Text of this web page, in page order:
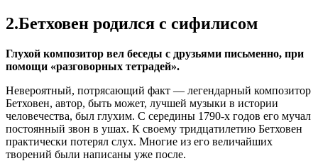
2.Бетховен родился с сифилисом
Глухой композитор вел беседы с друзьями письменно, при
помощи «разговорных тетрадей».
Невероятный, потрясающий факт — легендарный композитор
Бетховен, автор, быть может, лучшей музыки в истории
человечества, был глухим. С середины 1790-х годов его мучал
постоянный звон в ушах. К своему тридцатилетию Бетховен
практически потерял слух. Многие из его величайших
творений были написаны уже после.